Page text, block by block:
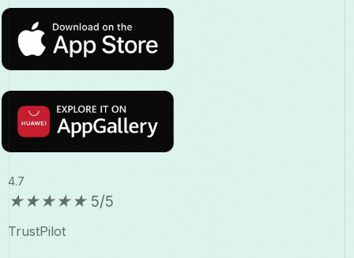
4.7
★★★★★ 5/5
TrustPilot